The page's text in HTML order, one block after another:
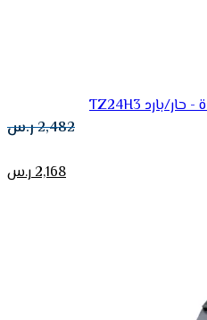
2,482ر.س
2,168ر.س